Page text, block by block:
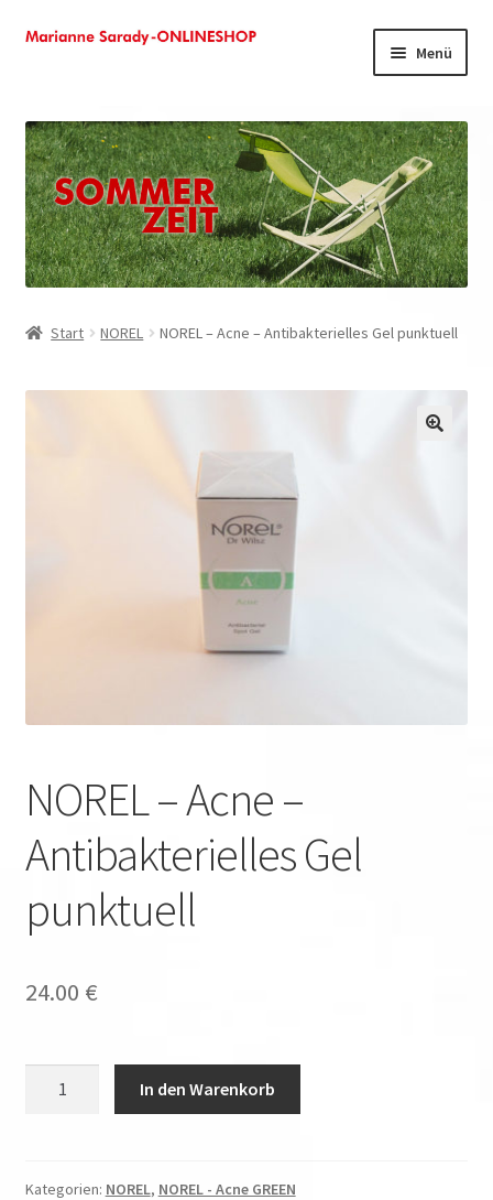
Zur
Zum
Menü
Kasse
Mein Konto
Warenkorb
Start NOREL NOREL – Acne – Antibakterielles Gel punktuell
NOREL – Acne –
Antibakterielles Gel
punktuell
24.00 €
Antibakterielles
In den Warenkorb
Kategorien: NOREL, NOREL - Acne GREEN